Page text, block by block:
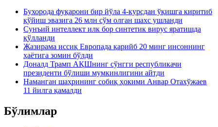
Бухорода фуқарони бир йўла 4-курсдан ўқишга киритиб
қўйиш эвазига 26 млн сўм олган шахс ушланди
Сунъий интеллект илк бор синтетик вирус яратишда
қўлланди
Жазирама иссиқ Европада қарийб 20 минг инсоннинг
ҳаётига зомин бўлди
Доналд Трамп АҚШнинг сўнгги республикачи
президенти бўлиши мумкинлигини айтди
Наманган шаҳрининг собиқ ҳокими Анвар Отахўжаев
11 йилга қамалди
Бўлимлар